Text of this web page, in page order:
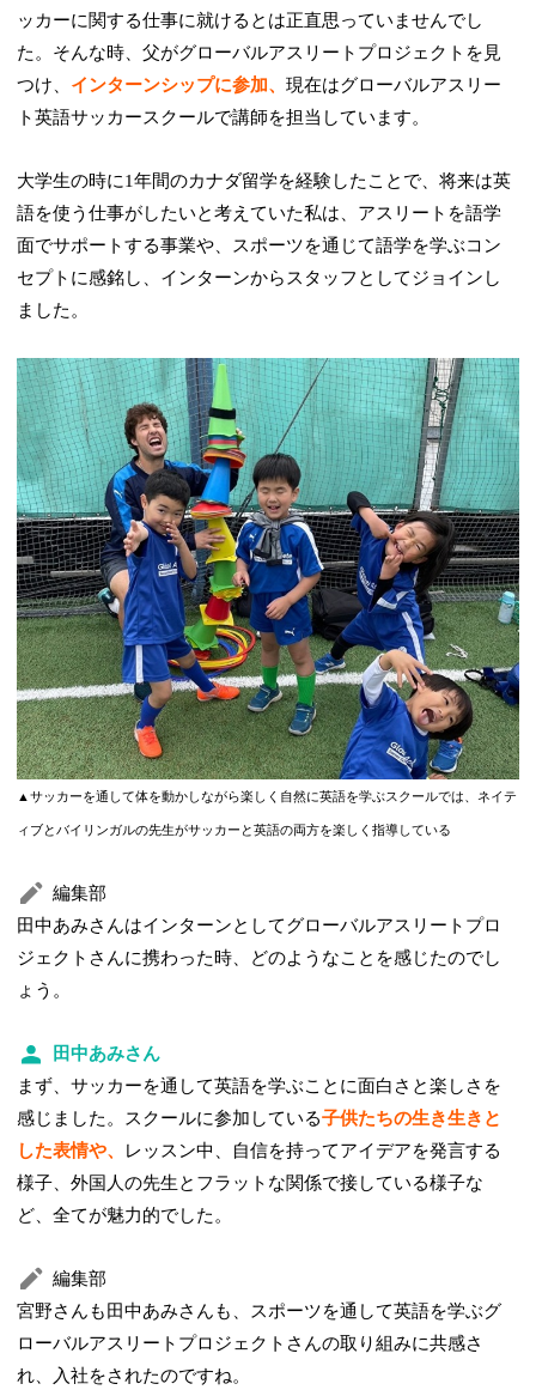
ッカーに関する仕事に就けるとは正直思っていませんでし
た。そんな時、父がグローバルアスリートプロジェクトを見
つけ、 インターンシップに参加、現在はグローバルアスリー
ト英語サッカースクールで講師を担当しています。
大学生の時に1年間のカナダ留学を経験したことで、将来は英
語を使う仕事がしたいと考えていた私は、アスリートを語学
面でサポートする事業や、スポーツを通じて語学を学ぶコン
セプトに感銘し、インターンからスタッフとしてジョインし
ました。
▲サッカーを通して体を動かしながら楽しく自然に英語を学ぶスクールでは、ネイテ
ィブとバイリンガルの先生がサッカーと英語の両方を楽しく指導している
編集部
田中あみさんはインターンとしてグローバルアスリートプロ
ジェクトさんに携わった時、どのようなことを感じたのでし
ょう。
田中あみさん
まず、サッカーを通して英語を学ぶことに面白さと楽しさを
感じました。スクールに参加している子供たちの生き生きと
した表情や、
レッスン中、自信を持ってアイデアを発言する
様子、外国人の先生とフラットな関係で接している様子な
ど、全てが魅力的でした。
編集部
宮野さんも田中あみさんも、スポーツを通して英語を学ぶグ
ローバルアスリートプロジェクトさんの取り組みに共感さ
れ、入社をされたのですね。